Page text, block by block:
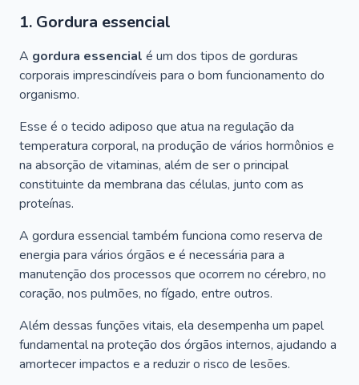
1. Gordura essencial
A gordura essencial é um dos tipos de gorduras
corporais imprescindíveis para o bom funcionamento do
organismo.
Esse é o tecido adiposo que atua na regulação da
temperatura corporal, na produção de vários hormônios e
na absorção de vitaminas, além de ser o principal
constituinte da membrana das células, junto com as
proteínas.
A gordura essencial também funciona como reserva de
energia para vários órgãos e é necessária para a
manutenção dos processos que ocorrem no cérebro, no
coração, nos pulmões, no fígado, entre outros.
Além dessas funções vitais, ela desempenha um papel
fundamental na proteção dos órgãos internos, ajudando a
amortecer impactos e a reduzir o risco de lesões.